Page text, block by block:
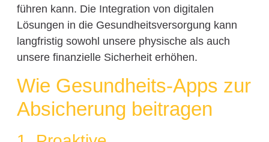
führen kann. Die Integration von digitalen
Lösungen in die Gesundheitsversorgung kann
langfristig sowohl unsere physische als auch
unsere finanzielle Sicherheit erhöhen.
Wie Gesundheits-Apps zur
Absicherung beitragen